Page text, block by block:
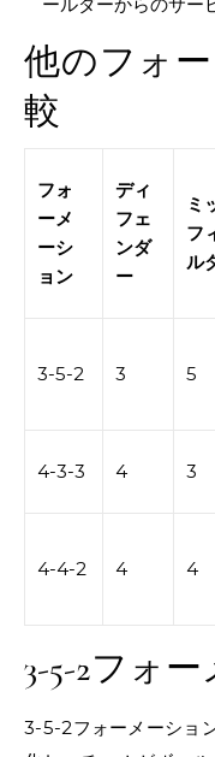
他のフォ
較
フォ
ーメ
ーシ
ョン
ディ
フェ
ンダ
ー
ミ
フ
ル
3-5-2 3 5
4-3-3 4 3
4-4-2 4 4
3-5-2フォ
3-5-2フォーメーショ